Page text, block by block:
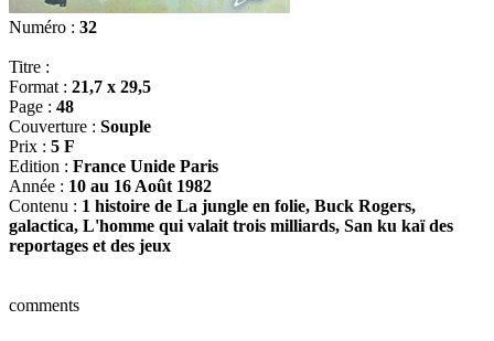
Numéro : 32
Titre :
Format : 21,7 x 29,5
Page : 48
Couverture : Souple
Prix : 5 F
Edition : France Unide Paris
Année : 10 au 16 Août 1982
Contenu : 1 histoire de La jungle en folie, Buck Rogers,
galactica, L'homme qui valait trois milliards, San ku kaï des
reportages et des jeux
comments